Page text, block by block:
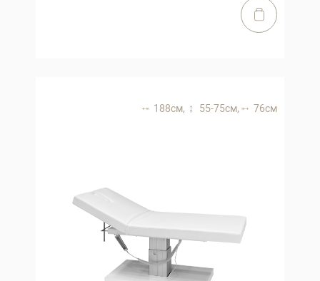
188 см, 55-75 см, 76 см